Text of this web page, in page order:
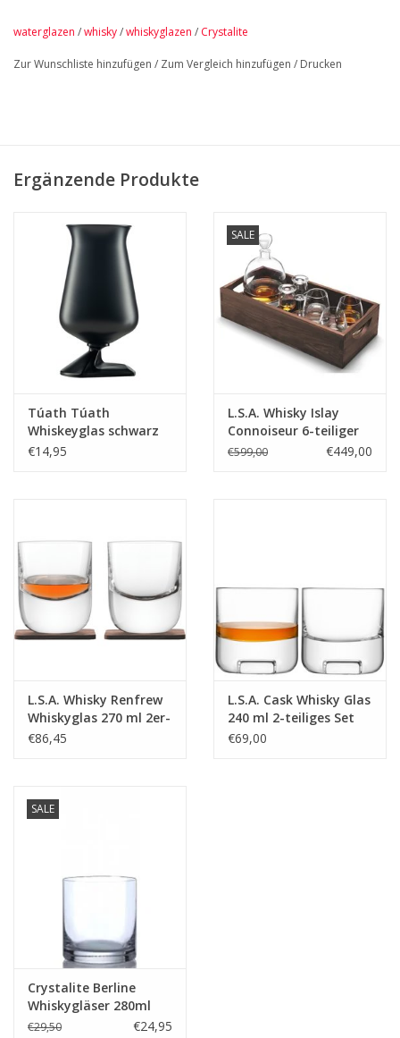
waterglazen /whisky/whiskyglazen / Crystalite
Zur Wunschliste hinzufügen / Zum Vergleich hinzufügen / Drucken
Ergänzende Produkte
Túath Túath
Whiskeyglas schwarz
limitierte Auflage
€14,95
SALE
L.S.A. Whisky Islay
Connoiseur 6-teiliger
Satz
€599,00 €449,00
L.S.A. Whisky Renfrew
Whiskyglas 270 ml 2er-
Set
€86,45
L.S.A. Cask Whisky Glas
240 ml 2-teiliges Set
€69,00
SALE
Crystalite Berline
Whiskygläser 280ml
€29,50 €24,95